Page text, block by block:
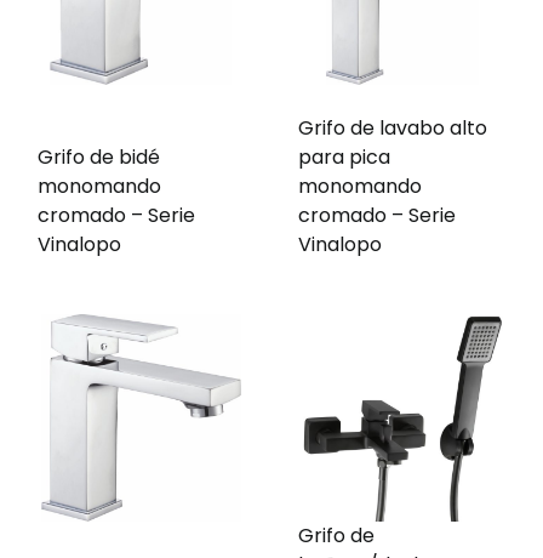
Grifo de bidé
monomando
cromado – Serie
Vinalopo
Grifo de lavabo alto
para pica
monomando
cromado – Serie
Vinalopo
Grifo de